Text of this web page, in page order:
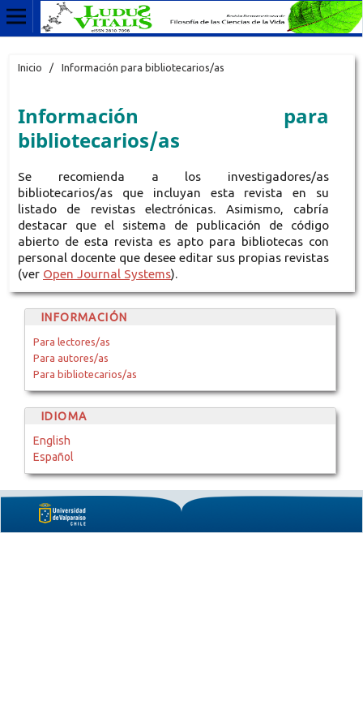
Inicio / Información para bibliotecarios/as
Información para
bibliotecarios/as
Se recomienda a los investigadores/as
bibliotecarios/as que incluyan esta revista en su
listado de revistas electrónicas. Asimismo, cabría
destacar que el sistema de publicación de código
abierto de esta revista es apto para bibliotecas con
personal docente que desee editar sus propias revistas
(ver Open Journal Systems).
INFORMACIÓN
Para lectores/as
Para autores/as
Para bibliotecarios/as
IDIOMA
English
Español